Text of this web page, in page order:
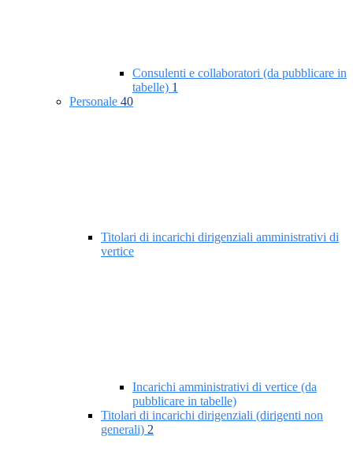
Consulenti e collaboratori (da pubblicare in
tabelle) 1
Personale 40
Titolari di incarichi dirigenziali amministrativi di
vertice
Incarichi amministrativi di vertice (da
pubblicare in tabelle)
Titolari di incarichi dirigenziali (dirigenti non
generali) 2